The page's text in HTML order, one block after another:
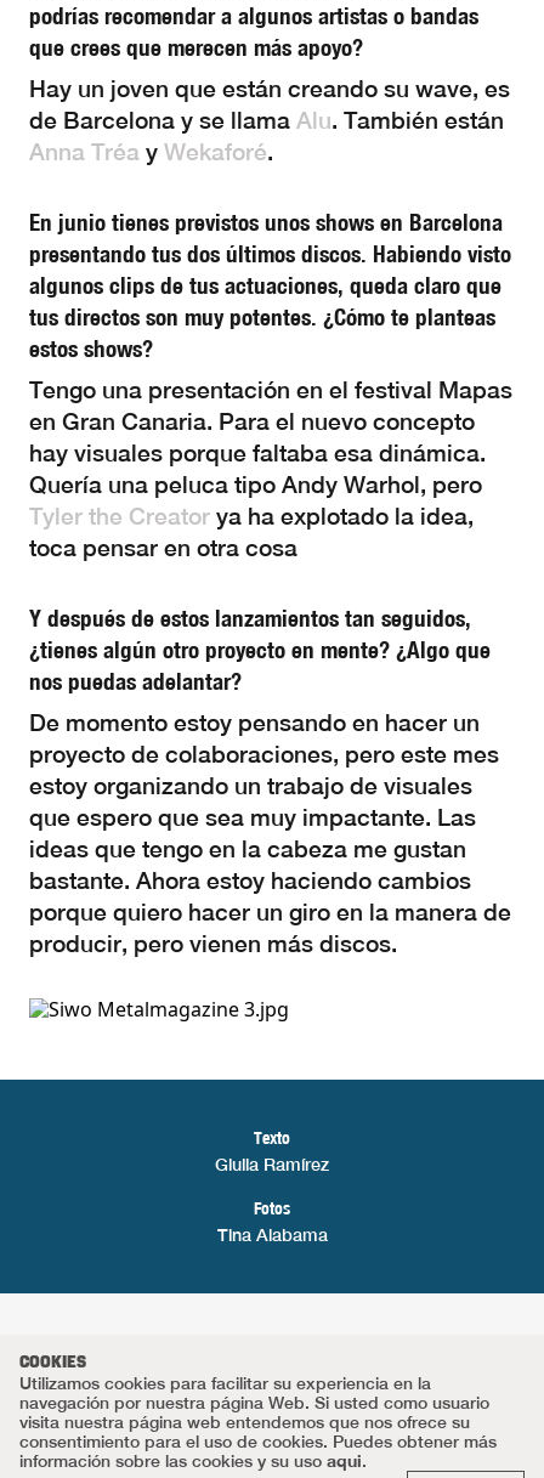
podrías recomendar a algunos artistas o bandas
que crees que merecen más apoyo?
Hay un joven que están creando su wave, es
de Barcelona y se llama Alu. También están
Anna Tréa y Wekaforé.
En junio tienes previstos unos shows en Barcelona
presentando tus dos últimos discos. Habiendo visto
algunos clips de tus actuaciones, queda claro que
tus directos son muy potentes. ¿Cómo te planteas
estos shows?
Tengo una presentación en el festival Mapas
en Gran Canaria. Para el nuevo concepto
hay visuales porque faltaba esa dinámica.
Quería una peluca tipo Andy Warhol, pero
Tyler the Creator ya ha explotado la idea,
toca pensar en otra cosa
Y después de estos lanzamientos tan seguidos,
¿tienes algún otro proyecto en mente? ¿Algo que
nos puedas adelantar?
De momento estoy pensando en hacer un
proyecto de colaboraciones, pero este mes
estoy organizando un trabajo de visuales
que espero que sea muy impactante. Las
ideas que tengo en la cabeza me gustan
bastante. Ahora estoy haciendo cambios
porque quiero hacer un giro en la manera de
producir, pero vienen más discos.
Texto
Giulia Ramírez
Fotos
Tina Alabama
COOKIES
Utilizamos cookies para facilitar su experiencia en la
navegación por nuestra página Web. Si usted como usuario
visita nuestra página web entendemos que nos ofrece su
consentimiento para el uso de cookies. Puedes obtener más
información sobre las cookies y su uso aqui.